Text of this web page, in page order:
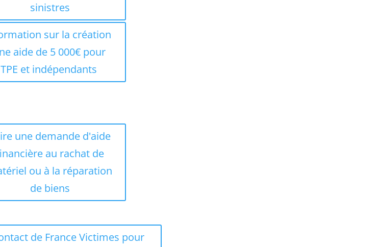
sinistres
sur la création
aide de 5 000€ pour
et indépendants
une demande d'aide
au rachat de
ou à la réparation
de biens
de France Victimes pour